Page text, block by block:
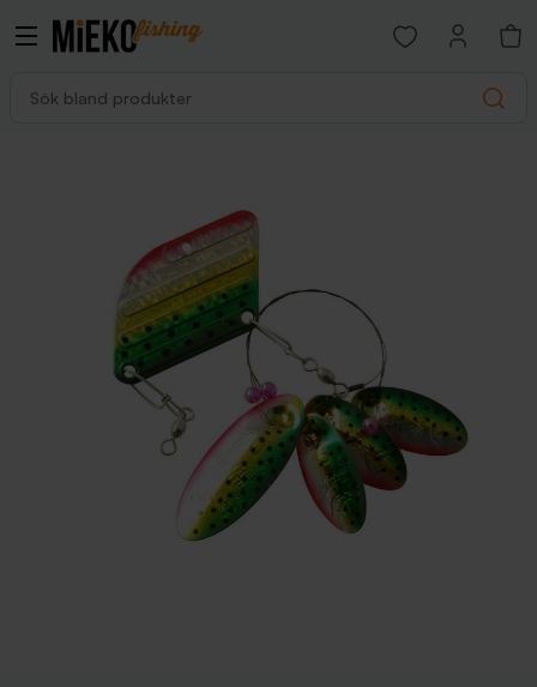
Search
Open favorites